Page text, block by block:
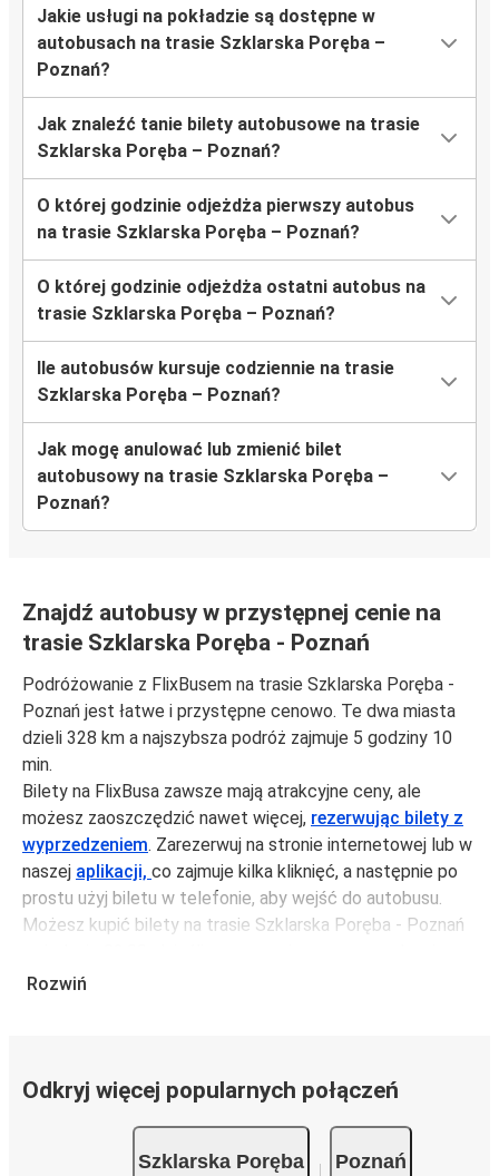
Jakie usługi na pokładzie są dostępne w
autobusach na trasie Szklarska Poręba –
Poznań?
Jak znaleźć tanie bilety autobusowe na trasie
Szklarska Poręba – Poznań?
O której godzinie odjeżdża pierwszy autobus
na trasie Szklarska Poręba – Poznań?
O której godzinie odjeżdża ostatni autobus na
trasie Szklarska Poręba – Poznań?
Ile autobusów kursuje codziennie na trasie
Szklarska Poręba – Poznań?
Jak mogę anulować lub zmienić bilet
autobusowy na trasie Szklarska Poręba –
Poznań?
Znajdź autobusy w przystępnej cenie na
trasie Szklarska Poręba - Poznań
Podróżowanie z FlixBusem na trasie Szklarska Poręba -
Poznań jest łatwe i przystępne cenowo. Te dwa miasta
dzieli 328 km a najszybsza podróż zajmuje 5 godziny 10
min.
Bilety na FlixBusa zawsze mają atrakcyjne ceny, ale
możesz zaoszczędzić nawet więcej, rezerwując bilety z
wyprzedzeniem. Zarezerwuj na stronie internetowej lub w
naszej aplikacji, co zajmuje kilka kliknięć, a następnie po
prostu użyj biletu w telefonie, aby wejść do autobusu.
Możesz kupić bilety na trasie Szklarska Poręba - Poznań
lub na tygodniu, unikając weekendów i świąt. Aby
jedynie 5 godziny 10 min
Rozwiń
Odkryj więcej popularnych połączeń
Szklarska Poręba Poznań